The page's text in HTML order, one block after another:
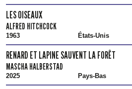
LES OISEAUX
ALFRED HITCHCOCK
1963 États-Unis
RENARD ET LAPINE SAUVENT LA FORÊT
MASCHA HALBERSTAD
2025 Pays-Bas